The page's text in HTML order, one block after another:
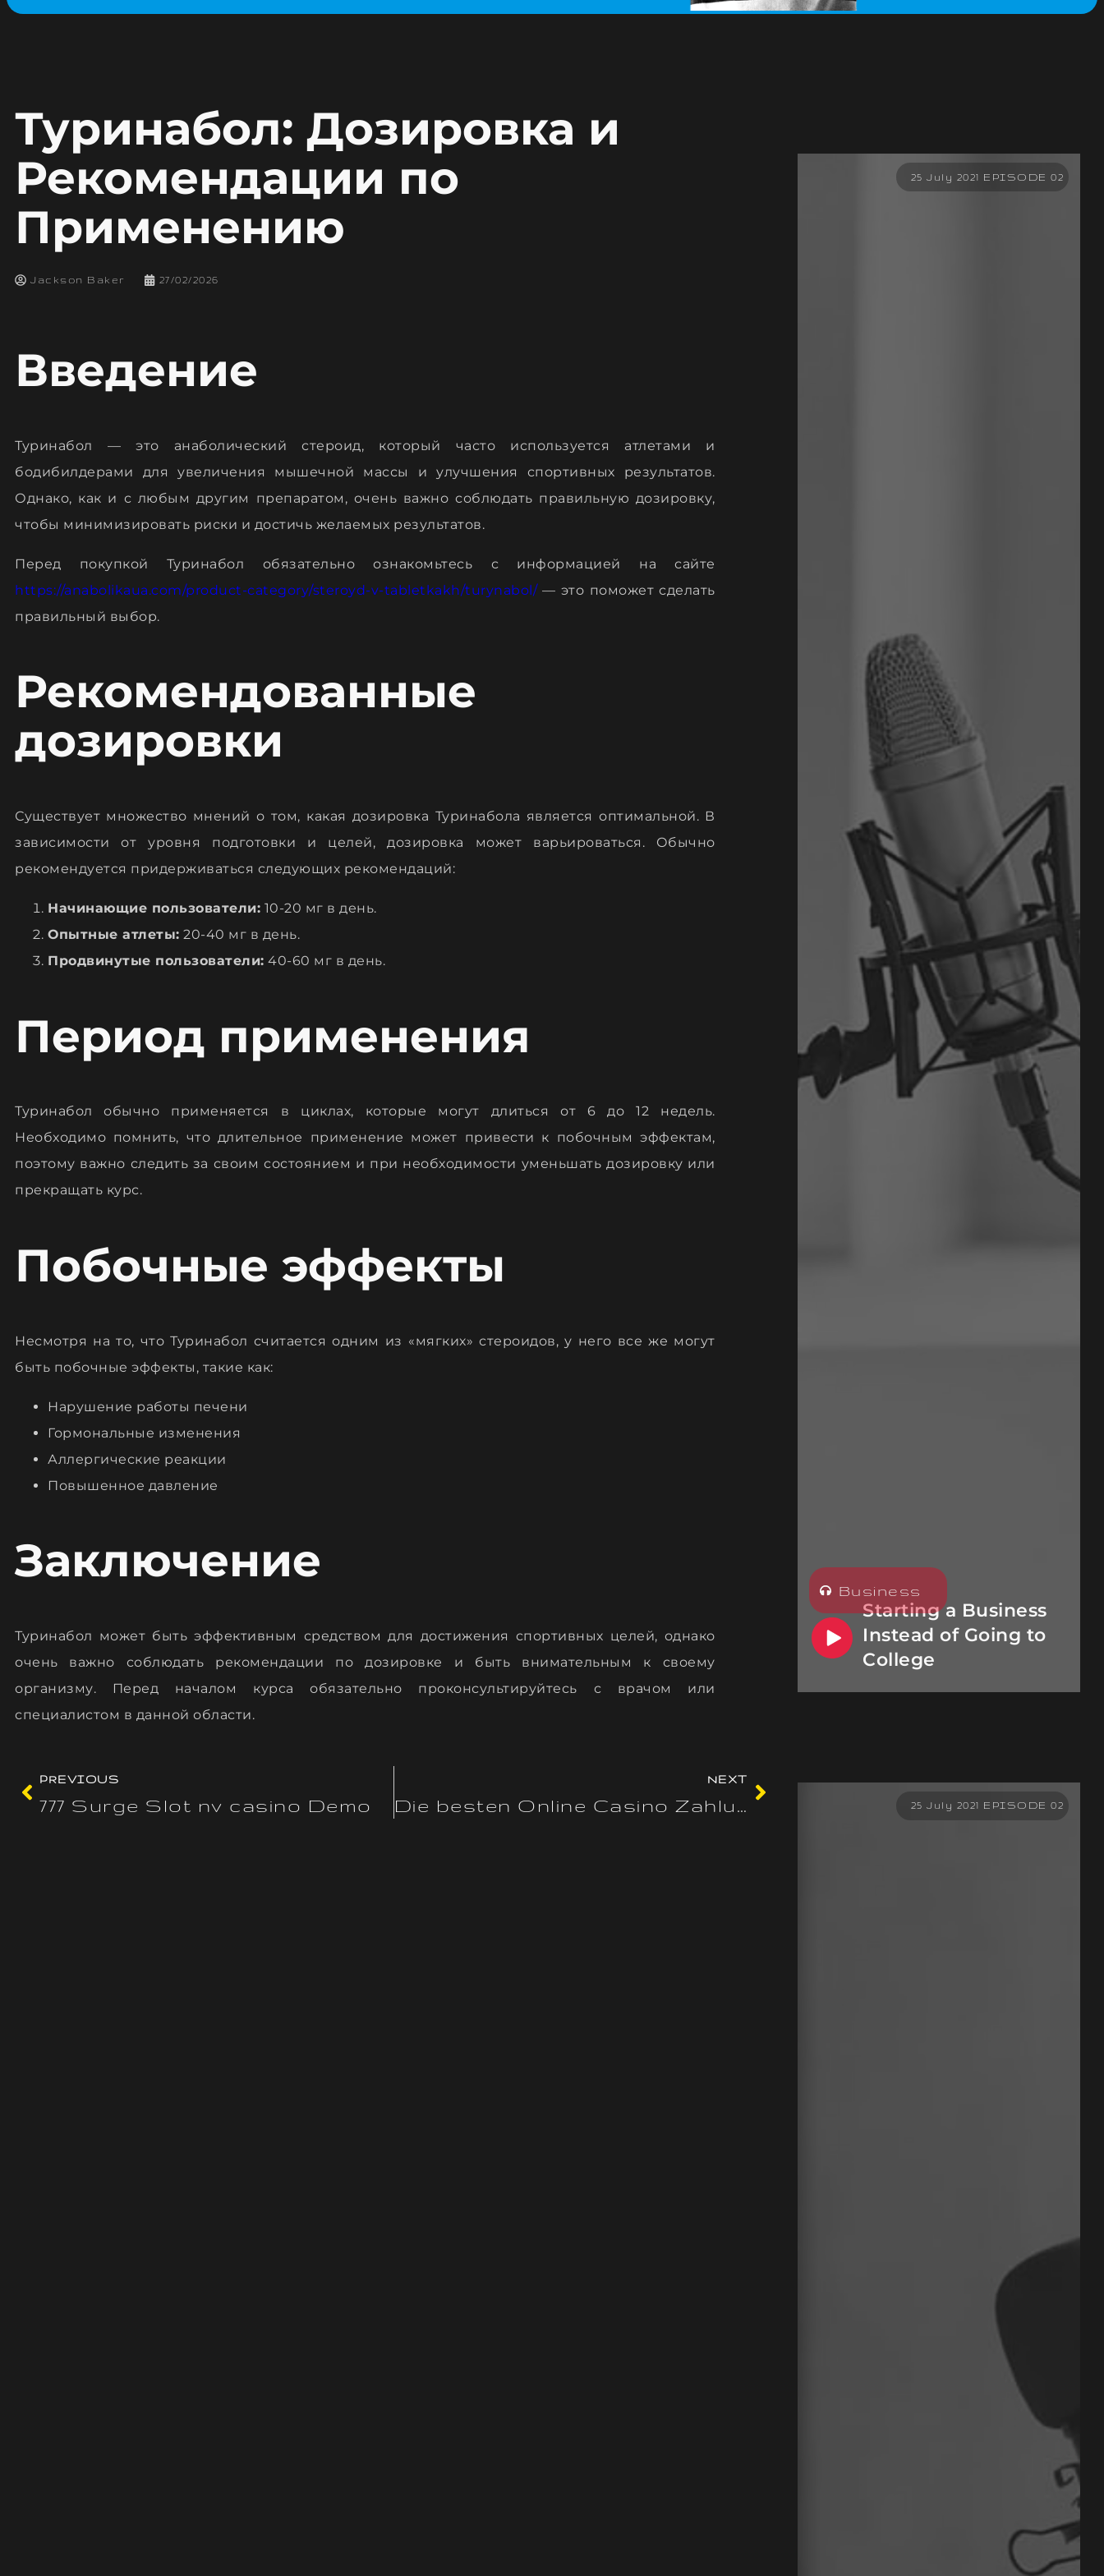
Туринабол: Дозировка и
Рекомендации по
Применению
Jackson Baker 27/02/2026
Введение
Туринабол — это анаболический стероид, который часто используется атлетами и
бодибилдерами для увеличения мышечной массы и улучшения спортивных результатов.
Однако, как и с любым другим препаратом, очень важно соблюдать правильную дозировку,
чтобы минимизировать риски и достичь желаемых результатов.
Перед покупкой Туринабол обязательно ознакомьтесь с информацией на сайте
https://anabolikaua.com/product-category/steroyd-v-tabletkakh/turynabol/— это поможет сделать
правильный выбор.
Рекомендованные
дозировки
Существует множество мнений о том, какая дозировка Туринабола является оптимальной. В
зависимости от уровня подготовки и целей, дозировка может варьироваться. Обычно
рекомендуется придерживаться следующих рекомендаций:
Начинающие пользователи: 10-20 мг в день.
Опытные атлеты: 20-40 мг в день.
Продвинутые пользователи: 40-60 мг в день.
Период применения
Туринабол обычно применяется в циклах, которые могут длиться от 6 до 12 недель.
Необходимо помнить, что длительное применение может привести к побочным эффектам,
поэтому важно следить за своим состоянием и при необходимости уменьшать дозировку или
прекращать курс.
Побочные эффекты
Несмотря на то, что Туринабол считается одним из «мягких» стероидов, у него все же могут
быть побочные эффекты, такие как:
Нарушение работы печени
Гормональные изменения
Аллергические реакции
Повышенное давление
Заключение
Туринабол может быть эффективным средством для достижения спортивных целей, однако
очень важно соблюдать рекомендации по дозировке и быть внимательным к своему
организму. Перед началом курса обязательно проконсультируйтесь с врачом или
специалистом в данной области.
PREVIOUS
777 Surge Slot nv casino Demo
NEXT
25 July 2021 EPISODE 02
Starting a Business
Instead of Going to
College
Business
25 July 2021 EPISODE 02